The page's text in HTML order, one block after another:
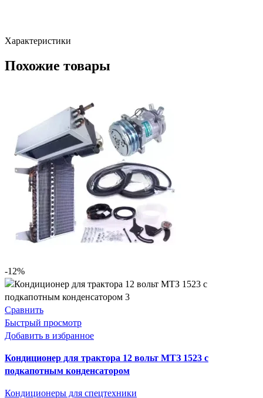
Характеристики
Похожие товары
-12%
Сравнить
Быстрый просмотр
Добавить в избранное
Кондиционер для трактора 12 вольт МТЗ 1523 c
подкапотным конденсатором
Кондиционеры для спецтехники